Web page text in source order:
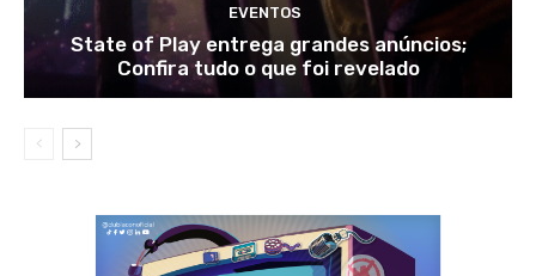
EVENTOS
State of Play entrega grandes anúncios;
Confira tudo o que foi revelado